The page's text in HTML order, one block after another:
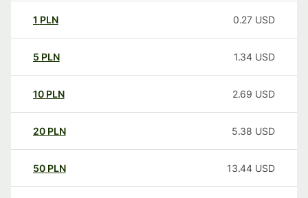
1 PLN 0.27 USD
5 PLN 1.34 USD
10 PLN 2.69 USD
20 PLN 5.38 USD
50 PLN 13.44 USD